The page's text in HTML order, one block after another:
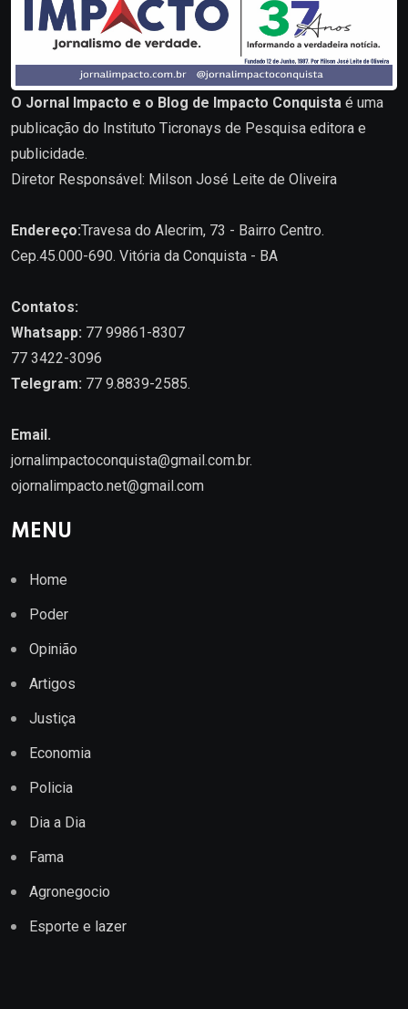
O Jornal Impacto e o Blog de Impacto Conquista é uma
publicação do Instituto Ticronays de Pesquisa editora e
publicidade.
Diretor Responsável: Milson José Leite de Oliveira
Endereço:Travesa do Alecrim, 73 - Bairro Centro.
Cep.45.000-690. Vitória da Conquista - BA
Contatos:
Whatsapp: 77 99861-8307
77 3422-3096
Telegram: 77 9.8839-2585.
Email.
jornalimpactoconquista@gmail.com.br.
ojornalimpacto.net@gmail.com
MENU
Home
Poder
Opinião
Artigos
Justiça
Economia
Policia
Dia a Dia
Fama
Agronegocio
Esporte e lazer